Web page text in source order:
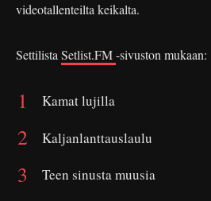
videotallenteilta keikalta.
SettilistaSetlist.FM-sivuston mukaan:
Kamat lujilla
Kaljanlanttauslaulu
Teen sinusta muusia